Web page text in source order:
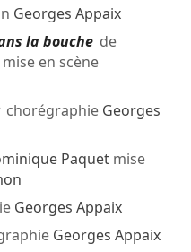
Georges Appaix
la bouchede
mise en scène
chorégraphie Georges
Paquetmise
Georges Appaix
Georges Appaix